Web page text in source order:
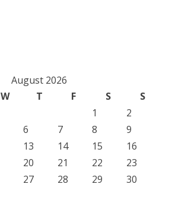
August 2026
W T F S
S
1
2
6 7 8
9
13 14 15
16
20 21 22
23
27 28 29
30